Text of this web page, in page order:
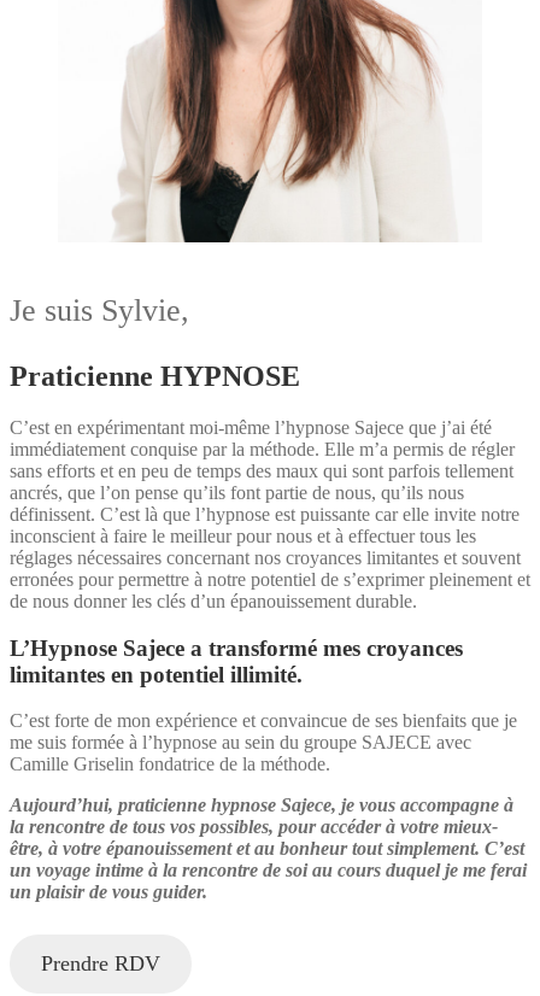
Je suis Sylvie,
Praticienne HYPNOSE
C’est en expérimentant moi-même l’hypnose Sajece que j’ai été
immédiatement conquise par la méthode. Elle m’a permis de régler
sans efforts et en peu de temps des maux qui sont parfois tellement
ancrés, que l’on pense qu’ils font partie de nous, qu’ils nous
définissent. C’est là que l’hypnose est puissante car elle invite notre
inconscient à faire le meilleur pour nous et à effectuer tous les
réglages nécessaires concernant nos croyances limitantes et souvent
erronées pour permettre à notre potentiel de s’exprimer pleinement et
de nous donner les clés d’un épanouissement durable.
L’Hypnose Sajece a transformé mes croyances
limitantes en potentiel illimité.
C’est forte de mon expérience et convaincue de ses bienfaits que je
me suis formée à l’hypnose au sein du groupe SAJECE avec
Camille Griselin fondatrice de la méthode.
Aujourd’hui, praticienne hypnose Sajece, je vous accompagne à
la rencontre de tous vos possibles, pour accéder à votre mieux-
être, à votre épanouissement et au bonheur tout simplement. C’est
un voyage intime à la rencontre de soi au cours duquel je me ferai
un plaisir de vous guider.
Prendre RDV